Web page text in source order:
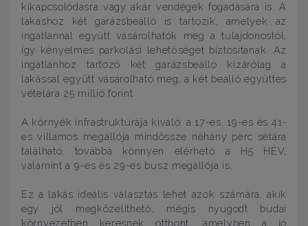
kikapcsolódásra vagy akár vendégek fogadására is. A
lakáshoz két garázsbeálló is tartozik, amelyek az
ingatlannal együtt vásárolhatók meg a tulajdonostól,
így kényelmes parkolási lehetőséget biztosítanak. Az
ingatlanhoz tartozó két garázsbeálló kizárólag a
lakással együtt vásárolható meg, a két beálló együttes
vételára 25 millió forint.
A környék infrastruktúrája kiváló: a 17-es, 19-es és 41-
es villamos megállója mindössze néhány perc sétára
található, továbbá könnyen elérhető a H5 HÉV,
valamint a 9-es és 29-es busz megállója is.
Ez a lakás ideális választás lehet azok számára, akik
egy jól megközelíthető, mégis nyugodt budai
környezetben keresnek otthont, amelyben a jó